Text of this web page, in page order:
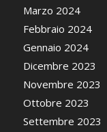
Marzo 2024
Febbraio 2024
Gennaio 2024
Dicembre 2023
Novembre 2023
Ottobre 2023
Settembre 2023